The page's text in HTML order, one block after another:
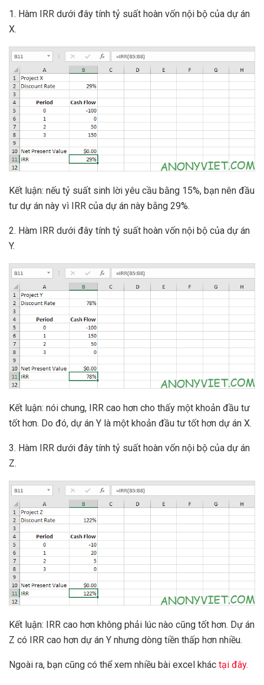
1. Hàm IRR dưới đây tính tỷ suất hoàn vốn nội bộ của dự án
X.
Kết luận: nếu tỷ suất sinh lời yêu cầu bằng 15%, bạn nên đầu
tư dự án này vì IRR của dự án này bằng 29%.
2. Hàm IRR dưới đây tính tỷ suất hoàn vốn nội bộ của dự án
Y.
Kết luận: nói chung, IRR cao hơn cho thấy một khoản đầu tư
tốt hơn. Do đó, dự án Y là một khoản đầu tư tốt hơn dự án X.
3. Hàm IRR dưới đây tính tỷ suất hoàn vốn nội bộ của dự án
Z.
Kết luận: IRR cao hơn không phải lúc nào cũng tốt hơn. Dự án
Z có IRR cao hơn dự án Y nhưng dòng tiền thấp hơn nhiều.
Ngoài ra, bạn cũng có thể xem nhiều bài excel khác tại đây.